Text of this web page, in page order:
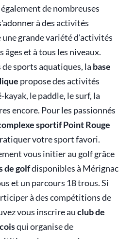
de nombreuses
à des activités
grande variété d'activités
âges et à tous les niveaux.
sports aquatiques, la base
propose des activités
kayak, le paddle, le surf, la
encore. Pour les passionnés
sportif Point Rouge
votre sport favori.
vous initier au golf grâce
de golfdisponibles à Mérignac
et un parcours 18 trous. Si
à des compétitions de
vous inscrire auclub de
qui organise de